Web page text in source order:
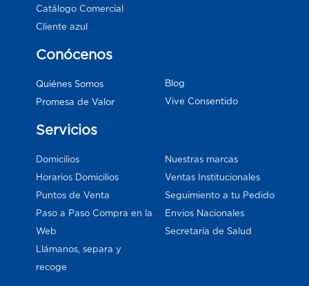
Catálogo Comercial
Cliente azul
Conócenos
Quiénes Somos
Promesa de Valor
Blog
Vive Consentido
Servicios
Domicilios
Horarios Domicilios
Puntos de Venta
Paso a Paso Compra en la
Web
Llámanos, separa y
recoge
Nuestras marcas
Ventas Institucionales
Seguimiento a tu Pedido
Envios Nacionales
Secretaría de Salud